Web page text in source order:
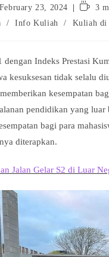
February 23, 2024
Reading
3
/ Info Kuliah / Kuliah di
dengan Indeks Prestasi
kesuksesan tidak selalu
kesempatan
pendidikan yang
bagi para
diterapkan.
Jalan Gelar S2 di Luar